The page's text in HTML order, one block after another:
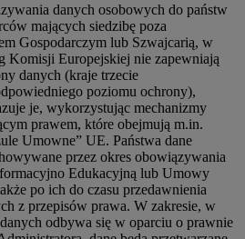
danych osobowych do państw
mających siedzibę poza
Gospodarczym lub Szwajcarią, w
Komisji Europejskiej nie zapewniają
danych (kraje trzecie
poziomu ochrony),
je, wykorzystując mechanizmy
prawem, które obejmują m.in.
Umowne” UE. Państwa dane
przez okres obowiązywania
Edukacyjną lub Umowy
po ich do czasu przedawnienia
z przepisów prawa. W zakresie, w
odbywa się w oparciu o prawnie